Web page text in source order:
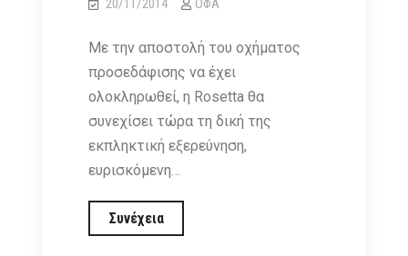
20/11/2014 ΟΦΑ
Με την αποστολή του οχήματος
προσεδάφισης να έχει
ολοκληρωθεί, η Rosetta θα
συνεχίσει τώρα τη δική της
εκπληκτική εξερεύνηση,
ευρισκόμενη…
ΣυνέχειαΗ